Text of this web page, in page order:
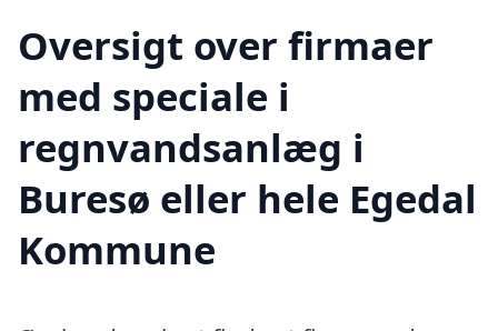
Oversigt over firmaer
med speciale i
regnvandsanlæg i
Buresø eller hele Egedal
Kommune